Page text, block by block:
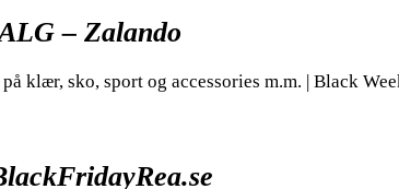
– Zalando
klær, sko, sport og accessories m.m. | Black